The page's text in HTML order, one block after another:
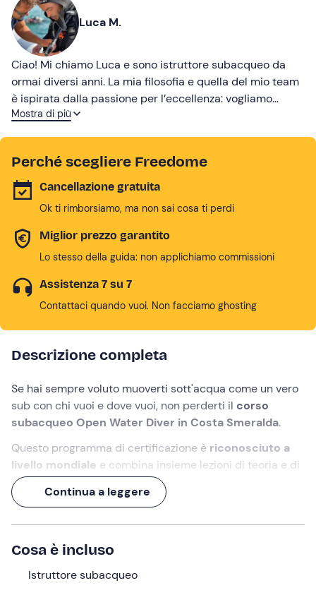
Luca M.
Ciao! Mi chiamo Luca e sono istruttore subacqueo da
ormai diversi anni. La mia filosofia e quella del mio team
è ispirata dalla passione per l’eccellenza: vogliamo
offrire ai subacquei l’avventura elettrizzante del mondo
Mostra di più
Perché scegliere Freedome
Cancellazione gratuita
Ok ti rimborsiamo, ma non sai cosa ti perdi
Miglior prezzo garantito
Lo stesso della guida: non applichiamo commissioni
Assistenza 7 su 7
Contattaci quando vuoi. Non facciamo ghosting
Descrizione completa
Se hai sempre voluto muoverti sott'acqua come un vero
sub con chi vuoi e dove vuoi, non perderti il corso
subacqueo Open Water Diver in Costa Smeralda.
Questo programma di certificazione è riconosciuto a
livello mondiale e combina insieme lezioni di teoria e di
pratica in acqua. Acquisirai nell’arco di almeno
giornatetutte le informazioni necessarie per immergerti
Imparerai come comportarti in ogni situazione e come
usare l’attrezzatura nel modo corretto grazie a
qualificatiemetodi di insegnamento all'avanguardia
Continua a leggere
Cosa è incluso
Istruttore subacqueo